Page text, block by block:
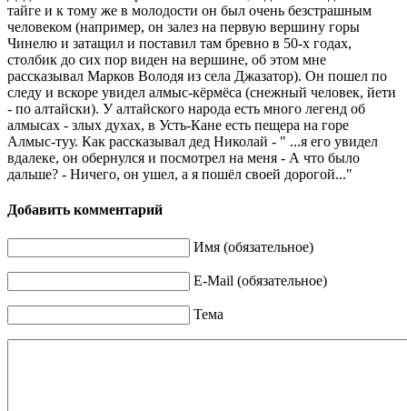
тайге и к тому же в молодости он был очень безстрашным
человеком (например, он залез на первую вершину горы
Чинелю и затащил и поставил там бревно в 50-х годах,
столбик до сих пор виден на вершине, об этом мне
рассказывал Марков Володя из села Джазатор). Он пошел по
следу и вскоре увидел алмыс-кёрмёса (снежный человек, йети
- по алтайски). У алтайского народа есть много легенд об
алмысах - злых духах, в Усть-Кане есть пещера на горе
Алмыс-туу. Как рассказывал дед Николай - " ...я его увидел
вдалеке, он обернулся и посмотрел на меня - А что было
дальше? - Ничего, он ушел, а я пошёл своей дорогой..."
Добавить комментарий
Имя (обязательное)
E-Mail (обязательное)
Тема